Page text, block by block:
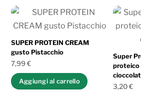
SUPER PROTEIN CREAM
gusto Pistacchio
7,99€
Aggiungi al carrello
Super
proteico
3,20€